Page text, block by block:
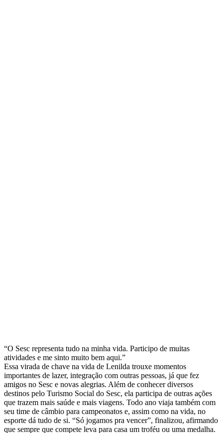
“O Sesc representa tudo na minha vida. Participo de muitas
atividades e me sinto muito bem aqui.”
Essa virada de chave na vida de Lenilda trouxe momentos
importantes de lazer, integração com outras pessoas, já que fez
amigos no Sesc e novas alegrias. Além de conhecer diversos
destinos pelo Turismo Social do Sesc, ela participa de outras ações
que trazem mais saúde e mais viagens. Todo ano viaja também com
seu time de câmbio para campeonatos e, assim como na vida, no
esporte dá tudo de si. “Só jogamos pra vencer”, finalizou, afirmando
que sempre que compete leva para casa um troféu ou uma medalha.